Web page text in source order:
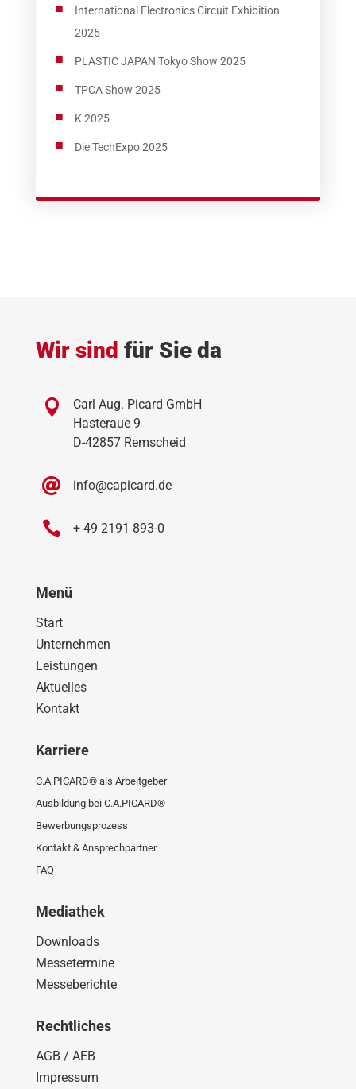
International Electronics Circuit Exhibition
2025
PLASTIC JAPAN Tokyo Show 2025
TPCA Show 2025
K 2025
Die TechExpo 2025
Wir sind für Sie da

Carl Aug. Picard GmbH
Hasteraue 9
D-42857 Remscheid
 info@capicard.de
 + 49 2191 893-0
Menü
Start
Unternehmen
Leistungen
Aktuelles
Kontakt
Karriere
C.A.PICARD® als Arbeitgeber
Ausbildung bei C.A.PICARD®
Bewerbungsprozess
Kontakt & Ansprechpartner
FAQ
Mediathek
Downloads
Messetermine
Messeberichte
Rechtliches
AGB / AEB
Impressum